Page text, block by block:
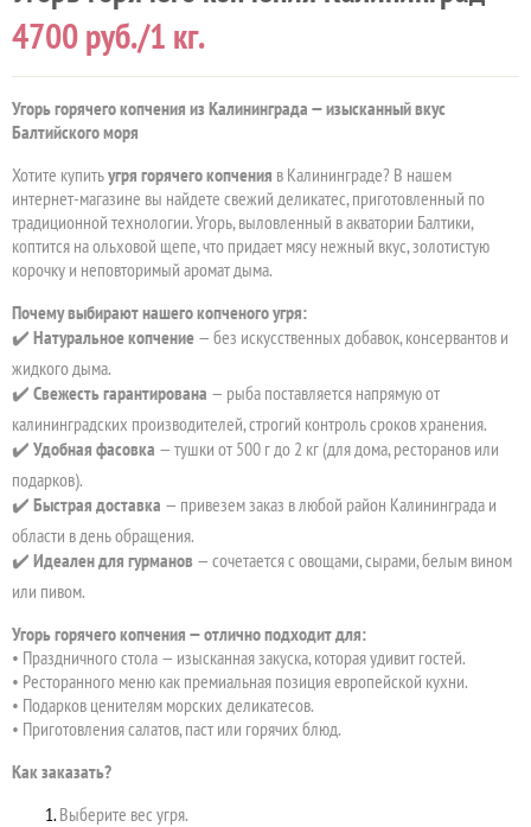
4700руб./1 кг.
Угорь горячего копчения из Калининграда — изысканный вкус
Балтийского моря
Хотите купитьугря горячего копчения в Калининграде? В нашем
интернет-магазине вы найдете свежий деликатес, приготовленный по
традиционной технологии. Угорь, выловленный в акватории Балтики,
коптится на ольховой щепе, что придает мясу нежный вкус, золотистую
корочку и неповторимый аромат дыма.
Почему выбирают нашего копченого угря:
✔️ Натуральное копчение — без искусственных добавок, консервантов и
жидкого дыма.
✔️ Свежесть гарантирована — рыба поставляется напрямую от
калининградских производителей, строгий контроль сроков хранения.
✔️ Удобная фасовка — тушки от 500 г до 2 кг (для дома, ресторанов или
подарков).
✔️ Быстрая доставка — привезем заказ в любой район Калининграда и
области в день обращения.
✔️ Идеален для гурманов — сочетается с овощами, сырами, белым вином
или пивом.
Угорь горячего копчения — отлично подходит для:
• Праздничного стола — изысканная закуска, которая удивит гостей.
• Ресторанного меню как премиальная позиция европейской кухни.
• Подарков ценителям морских деликатесов.
• Приготовления салатов, паст или горячих блюд.
Как заказать?
Выберите вес угря.